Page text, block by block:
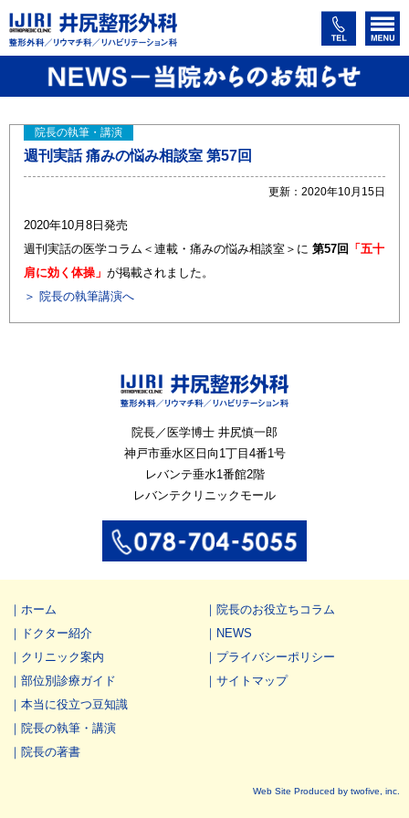
院長の執筆・講演
週刊実話 痛みの悩み相談室 第57回
更新：2020年10月15日
2020年10月8日発売
週刊実話の医学コラム＜連載・痛みの悩み相談室＞に 第57回 「五十
肩に効く体操」 が掲載されました。
＞ 院長の執筆講演へ
院長／医学博士 井尻慎一郎
神戸市垂水区日向1丁目4番1号
レバンテ垂水1番館2階
レバンテクリニックモール
ホーム
ドクター紹介
クリニック案内
部位別診療ガイド
本当に役立つ豆知識
院長の執筆・講演
院長の著書
院長のお役立ちコラム
NEWS
プライバシーポリシー
サイトマップ
Web Site Produced by twofive, inc.